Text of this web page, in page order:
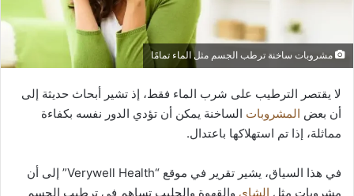
مشروبات ساخنة ترطب الجسم مثل الماء تمامًا
لا يقتصر الترطيب على شرب الماء فقط، إذ تشير أبحاث حديثة إلى
أن بعض المشروبات الساخنة يمكن أن تؤدي الدور نفسه بكفاءة
مماثلة، إذا تم استهلاكها باعتدال.
في هذا السياق، يشير تقرير في موقع “Verywell Health” إلى أن
مشروبات مثل الشاي والقهوة والحليب تساهم في ترطيب الجسم